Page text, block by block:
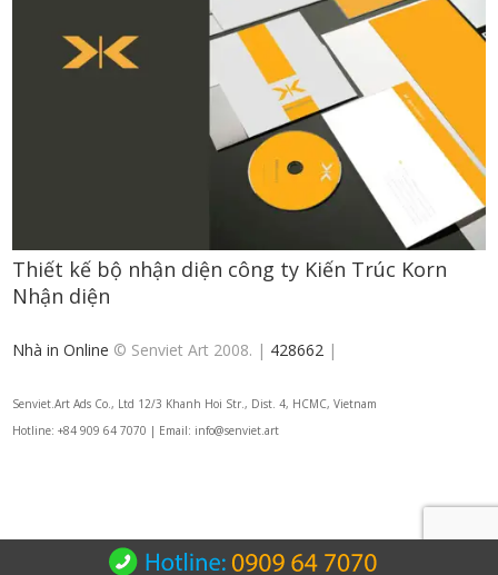
Thiết kế bộ nhận diện công ty Kiến Trúc Korn
Nhận diện
Nhà in Online © Senviet Art 2008. | 428662 |
Senviet.Art Ads Co., Ltd 12/3 Khanh Hoi Str., Dist. 4, HCMC, Vietnam
Hotline: +84 909 64 7070 | Email: info@senviet.art